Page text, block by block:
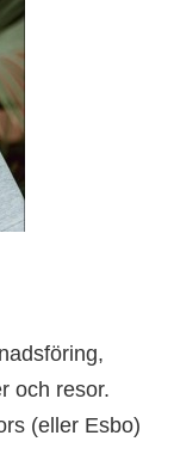
och resor.
(eller Esbo)